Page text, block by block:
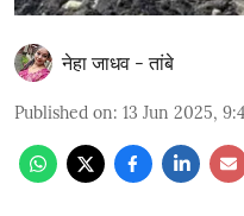
नेहा जाधव - तांबे
Published on: 13 Jun 2025,